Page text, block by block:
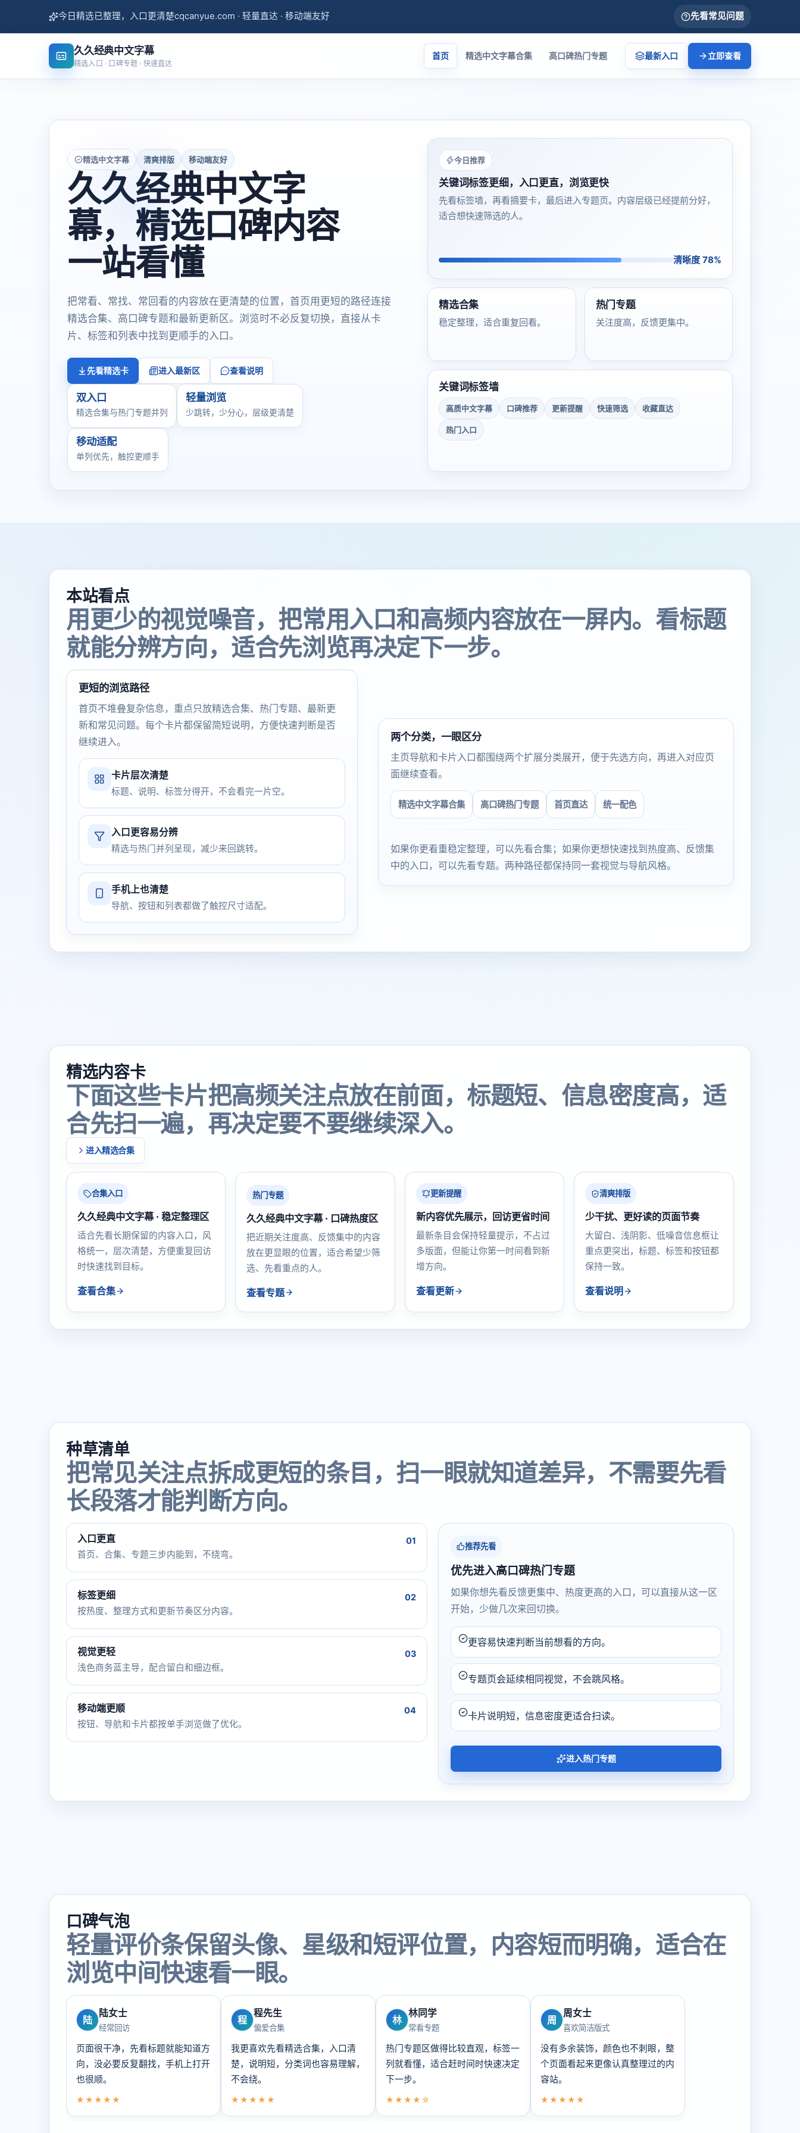
今日精选已整理，入口更清楚cqcanyue.com · 轻量直达 · 移动端友好 先看常见问题
久久经典中文字幕
精选入口 · 口碑专题 · 快速直达
首页 精选中文字幕合集 高口碑热门专题 最新入口 立即查看
精选中文字幕 清爽排版 移动端友好
久久经典中文字
幕，精选口碑内容
一站看懂
把常看、常找、常回看的内容放在更清楚的位置，首页用更短的路径连接
精选合集、高口碑专题和最新更新区。浏览时不必反复切换，直接从卡
片、标签和列表中找到更顺手的入口。
先看精选卡 进入最新区 查看说明
双入口
精选合集与热门专题并列
轻量浏览
少跳转，少分心，层级更清楚
移动适配
单列优先，触控更顺手
今日推荐
关键词标签更细，入口更直，浏览更快
先看标签墙，再看摘要卡，最后进入专题页。内容层级已经提前分好，
适合想快速筛选的人。
清晰度 78%
精选合集
稳定整理，适合重复回看。
热门专题
关注度高，反馈更集中。
关键词标签墙
高质中文字幕 口碑推荐 更新提醒 快速筛选 收藏直达
热门入口
本站看点
用更少的视觉噪音，把常用入口和高频内容放在一屏内。看标题
就能分辨方向，适合先浏览再决定下一步。
更短的浏览路径
首页不堆叠复杂信息，重点只放精选合集、热门专题、最新更
新和常见问题。每个卡片都保留简短说明，方便快速判断是否
继续进入。
卡片层次清楚
标题、说明、标签分得开，不会看完一片空。
入口更容易分辨
精选与热门并列呈现，减少来回跳转。
手机上也清楚
导航、按钮和列表都做了触控尺寸适配。
两个分类，一眼区分
主页导航和卡片入口都围绕两个扩展分类展开，便于先选方向，再进入对应页
面继续查看。
精选中文字幕合集 高口碑热门专题 首页直达 统一配色
如果你更看重稳定整理，可以先看合集；如果你更想快速找到热度高、反馈集
中的入口，可以先看专题。两种路径都保持同一套视觉与导航风格。
精选内容卡
下面这些卡片把高频关注点放在前面，标题短、信息密度高，适
合先扫一遍，再决定要不要继续深入。
进入精选合集
合集入口
久久经典中文字幕 · 稳定整理区
适合先看长期保留的内容入口，风
格统一，层次清楚，方便重复回访
时快速找到目标。
查看合集
热门专题
久久经典中文字幕 · 口碑热度区
把近期关注度高、反馈集中的内容
放在更显眼的位置，适合希望少筛
选、先看重点的人。
查看专题
更新提醒
新内容优先展示，回访更省时间
最新条目会保持轻量提示，不占过
多版面，但能让你第一时间看到新
增方向。
查看更新
清爽排版
少干扰、更好读的页面节奏
大留白、浅阴影、低噪音信息框让
重点更突出，标题、标签和按钮都
保持一致。
查看说明
种草清单
把常见关注点拆成更短的条目，扫一眼就知道差异，不需要先看
长段落才能判断方向。
入口更直
首页、合集、专题三步内能到，不绕弯。
01
标签更细
按热度、整理方式和更新节奏区分内容。
02
视觉更轻
浅色商务蓝主导，配合留白和细边框。
03
移动端更顺
按钮、导航和卡片都按单手浏览做了优化。
04
推荐先看
优先进入高口碑热门专题
如果你想先看反馈更集中、热度更高的入口，可以直接从这一区
开始，少做几次来回切换。
更容易快速判断当前想看的方向。
专题页会延续相同视觉，不会跳风格。
卡片说明短，信息密度更适合扫读。
进入热门专题
口碑气泡
轻量评价条保留头像、星级和短评位置，内容短而明确，适合在
浏览中间快速看一眼。
陆
陆女士
经常回访
页面很干净，先看标题就能知道方
向，没必要反复翻找，手机上打开
也很顺。
★★★★★
程
程先生
偏爱合集
我更喜欢先看精选合集，入口清
楚，说明短，分类词也容易理解，
不会绕。
★★★★★
林
林同学
常看专题
热门专题区做得比较直观，标签一
列就看懂，适合赶时间时快速决定
下一步。
★★★★☆
周
周女士
喜欢简洁版式
没有多余装饰，颜色也不刺眼，整
个页面看起来更像认真整理过的内
容站。
★★★★★